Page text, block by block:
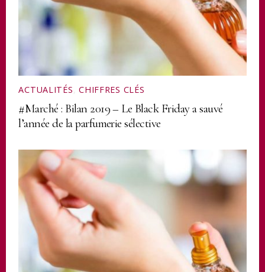
ACTUALITÉS ,CHIFFRES CLÉS
#Marché : Bilan 2019 – Le Black Friday a sauvé
l’année de la parfumerie sélective